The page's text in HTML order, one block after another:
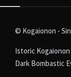
© Kogaionon -
Istoric Kogaionon
Dark Bombastic